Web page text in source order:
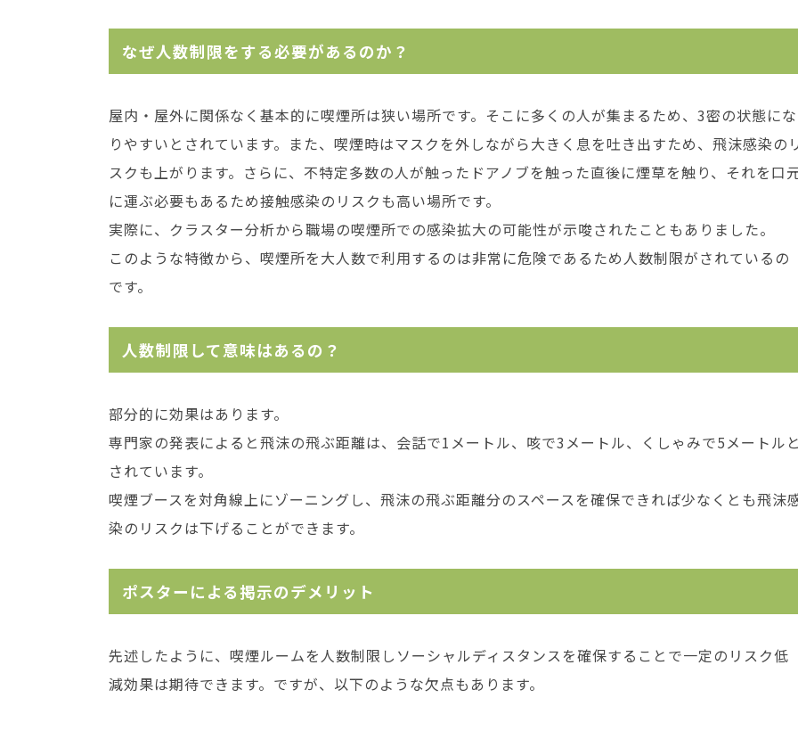
なぜ人数制限をする必要があるのか？
屋内・屋外に関係なく基本的に喫煙所は狭い場所です。そこに多くの人が集まるため、3密の状態にな
りやすいとされています。また、喫煙時はマスクを外しながら大きく息を吐き出すため、飛沫感染の
スクも上がります。さらに、不特定多数の人が触ったドアノブを触った直後に煙草を触り、それを口
に運ぶ必要もあるため接触感染のリスクも高い場所です。
実際に、クラスター分析から職場の喫煙所での感染拡大の可能性が示唆されたこともありました。
このような特徴から、喫煙所を大人数で利用するのは非常に危険であるため人数制限がされているの
です。
人数制限して意味はあるの？
部分的に効果はあります。
専門家の発表によると飛沫の飛ぶ距離は、会話で1メートル、咳で3メートル、くしゃみで5メートル
されています。
喫煙ブースを対角線上にゾーニングし、飛沫の飛ぶ距離分のスペースを確保できれば少なくとも飛沫
染のリスクは下げることができます。
ポスターによる掲示のデメリット
先述したように、喫煙ルームを人数制限しソーシャルディスタンスを確保することで一定のリスク低
減効果は期待できます。ですが、以下のような欠点もあります。